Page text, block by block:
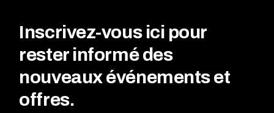
Inscrivez-vous ici pour
rester informé des
nouveaux événements et
offres.